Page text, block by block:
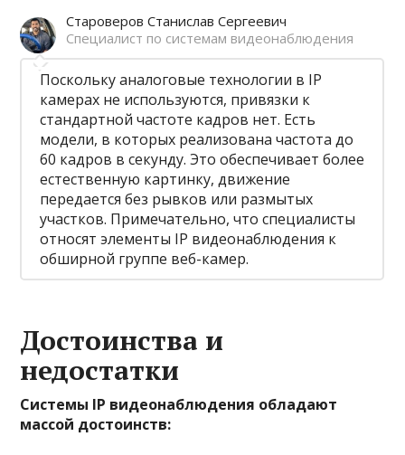
Староверов Станислав Сергеевич
Специалист по системам видеонаблюдения
Поскольку аналоговые технологии в IP
камерах не используются, привязки к
стандартной частоте кадров нет. Есть
модели, в которых реализована частота до
60 кадров в секунду. Это обеспечивает более
естественную картинку, движение
передается без рывков или размытых
участков. Примечательно, что специалисты
относят элементы IP видеонаблюдения к
обширной группе веб-камер.
Достоинства и
недостатки
Системы IP видеонаблюдения обладают
массой достоинств: